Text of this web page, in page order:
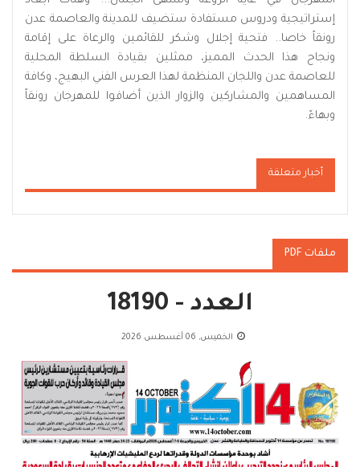
إستراتيجية ودروس مستفادة ستضيف للمدينة والعاصمة عدن
رونقاً خاصا.. فتحية إجلال وشكر للقائمين والرعاة على إقامة
ونجاح هذا الحدث المميز، ممثلين بقيادة السلطة المحلية
للعاصمة عدن واللجان المنظمة لهذا العرس الفني البهيج، وكافة
المساهمين والمشاركين والزوار الذين أضافوا للمهرجان رونقاً
وبهاءً.
أخبار متعلقة
ملفات PDF
العدد - 18190
الخميس, 06 أغسطس 2026